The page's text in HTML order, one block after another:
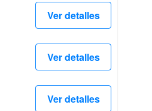
Ver detalles
Ver detalles
Ver detalles